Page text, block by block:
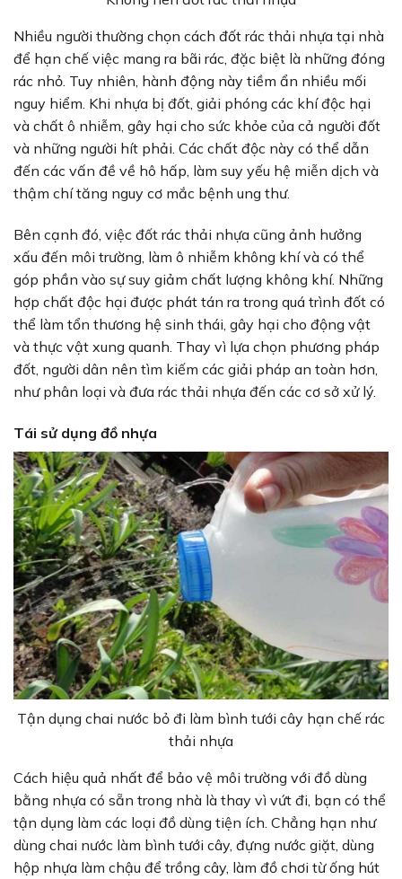
Nhiều người thường chọn cách đốt rác thải nhựa tại nhà
để hạn chế việc mang ra bãi rác, đặc biệt là những đóng
rác nhỏ. Tuy nhiên, hành động này tiềm ẩn nhiều mối
nguy hiểm. Khi nhựa bị đốt, giải phóng các khí độc hại
và chất ô nhiễm, gây hại cho sức khỏe của cả người đốt
và những người hít phải. Các chất độc này có thể dẫn
đến các vấn đề về hô hấp, làm suy yếu hệ miễn dịch và
thậm chí tăng nguy cơ mắc bệnh ung thư.
Bên cạnh đó, việc đốt rác thải nhựa cũng ảnh hưởng
xấu đến môi trường, làm ô nhiễm không khí và có thể
góp phần vào sự suy giảm chất lượng không khí. Những
hợp chất độc hại được phát tán ra trong quá trình đốt có
thể làm tổn thương hệ sinh thái, gây hại cho động vật
và thực vật xung quanh. Thay vì lựa chọn phương pháp
đốt, người dân nên tìm kiếm các giải pháp an toàn hơn,
như phân loại và đưa rác thải nhựa đến các cơ sở xử lý.
Tái sử dụng đồ nhựa
Tận dụng chai nước bỏ đi làm bình tưới cây hạn chế rác
thải nhựa
Cách hiệu quả nhất để bảo vệ môi trường với đồ dùng
bằng nhựa có sẵn trong nhà là thay vì vứt đi, bạn có thể
tận dụng làm các loại đồ dùng tiện ích. Chẳng hạn như
dùng chai nước làm bình tưới cây, đựng nước giặt, dùng
hộp nhựa làm chậu để trồng cây, làm đồ chơi từ ống hút